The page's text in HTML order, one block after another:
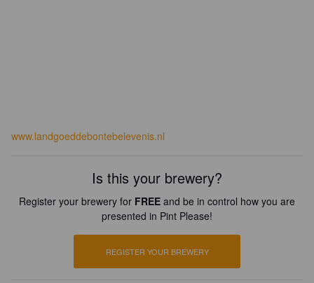
www.landgoeddebontebelevenis.nl
Is this your brewery?
Register your brewery for FREE and be in control how you are
presented in Pint Please!
REGISTER YOUR BREWERY